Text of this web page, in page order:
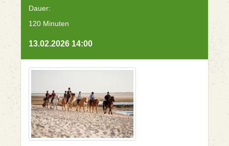
Dauer:
120 Minuten
13.02.2026 14:00